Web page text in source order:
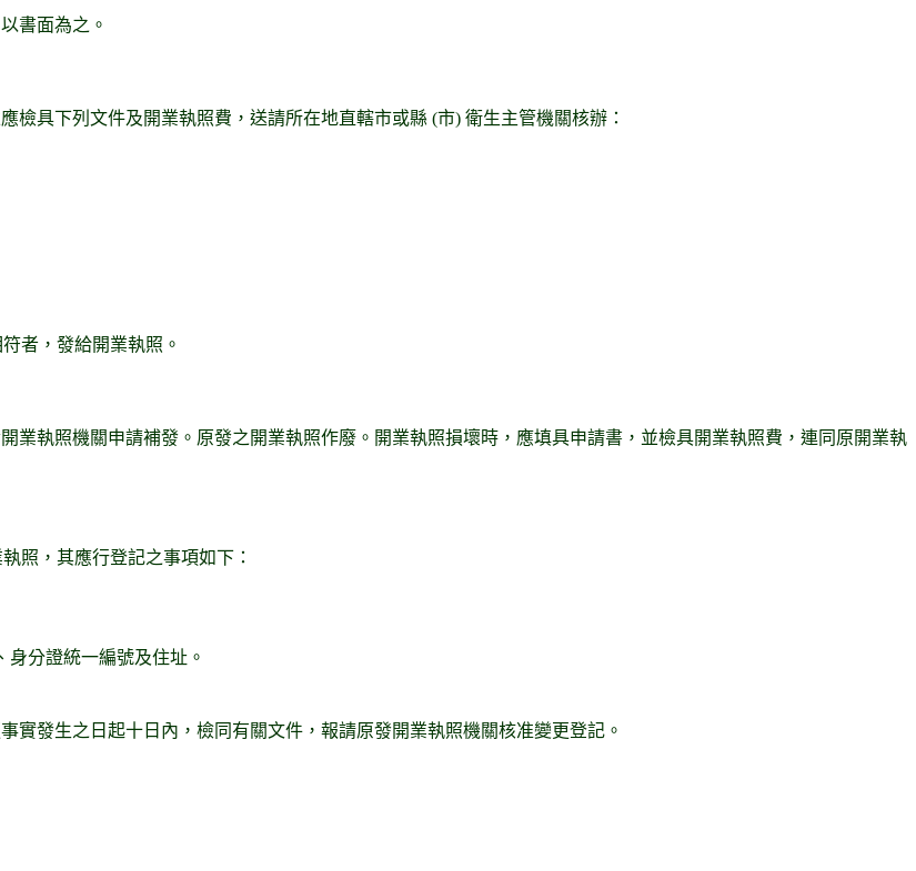
書面為之。
具下列文件及開業執照費，送請所在地直轄市或縣 (市) 衛生主管機關核辦：
者，發給開業執照。
業執照機關申請補發。原發之開業執照作廢。開業執照損壞時，應填具申請書，並檢具開業執照費，連同原開業執
照，其應行登記之事項如下：
分證統一編號及住址。
發生之日起十日內，檢同有關文件，報請原發開業執照機關核准變更登記。